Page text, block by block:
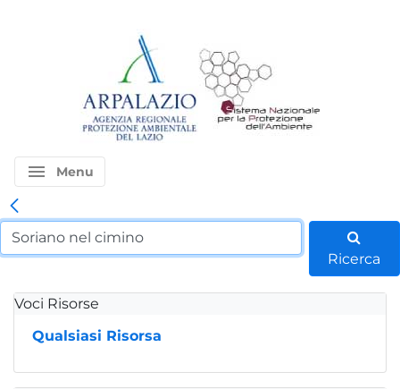
menu Menu
Ricerca
Voci Risorse
Qualsiasi Risorsa